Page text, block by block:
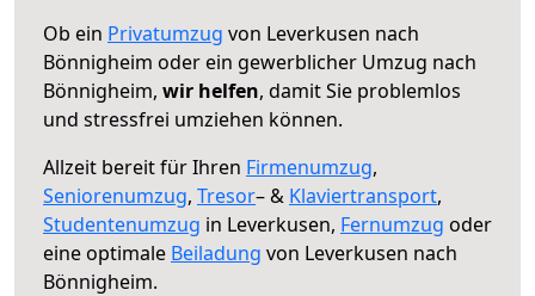
Ob ein Privatumzug von Leverkusen nach
Bönnigheim oder ein gewerblicher Umzug nach
Bönnigheim, wir helfen, damit Sie problemlos
und stressfrei umziehen können.
Allzeit bereit für Ihren Firmenumzug,
Seniorenumzug, Tresor– & Klaviertransport,
Studentenumzug in Leverkusen, Fernumzug oder
eine optimale Beiladung von Leverkusen nach
Bönnigheim.